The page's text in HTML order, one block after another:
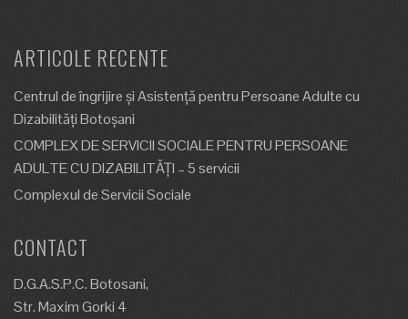
ARTICOLE RECENTE
Centrul de îngrijire şi Asistenţă pentru Persoane Adulte cu
Dizabilităţi Botoşani
COMPLEX DE SERVICII SOCIALE PENTRU PERSOANE
ADULTE CU DIZABILITĂȚI – 5 servicii
Complexul de Servicii Sociale
CONTACT
D.G.A.S.P.C. Botosani,
Str. Maxim Gorki 4